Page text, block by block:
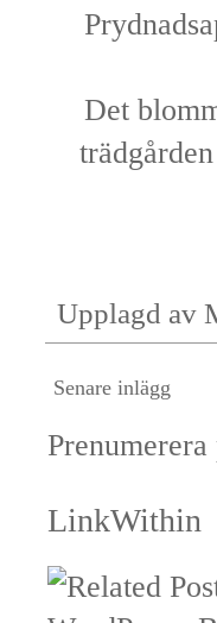
Det
Upplagd av
Senare inlägg
Prenumerera
LinkWithin